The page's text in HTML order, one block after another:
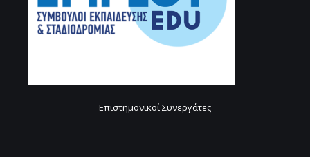
Επιστημονικοί Συνεργάτες